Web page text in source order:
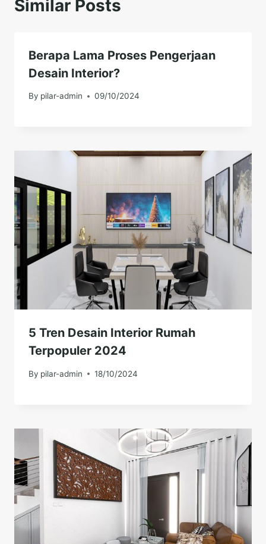
Similar Posts
Berapa Lama Proses Pengerjaan
Desain Interior?
By pilar-admin 09/10/2024
5 Tren Desain Interior Rumah
Terpopuler 2024
By pilar-admin 18/10/2024